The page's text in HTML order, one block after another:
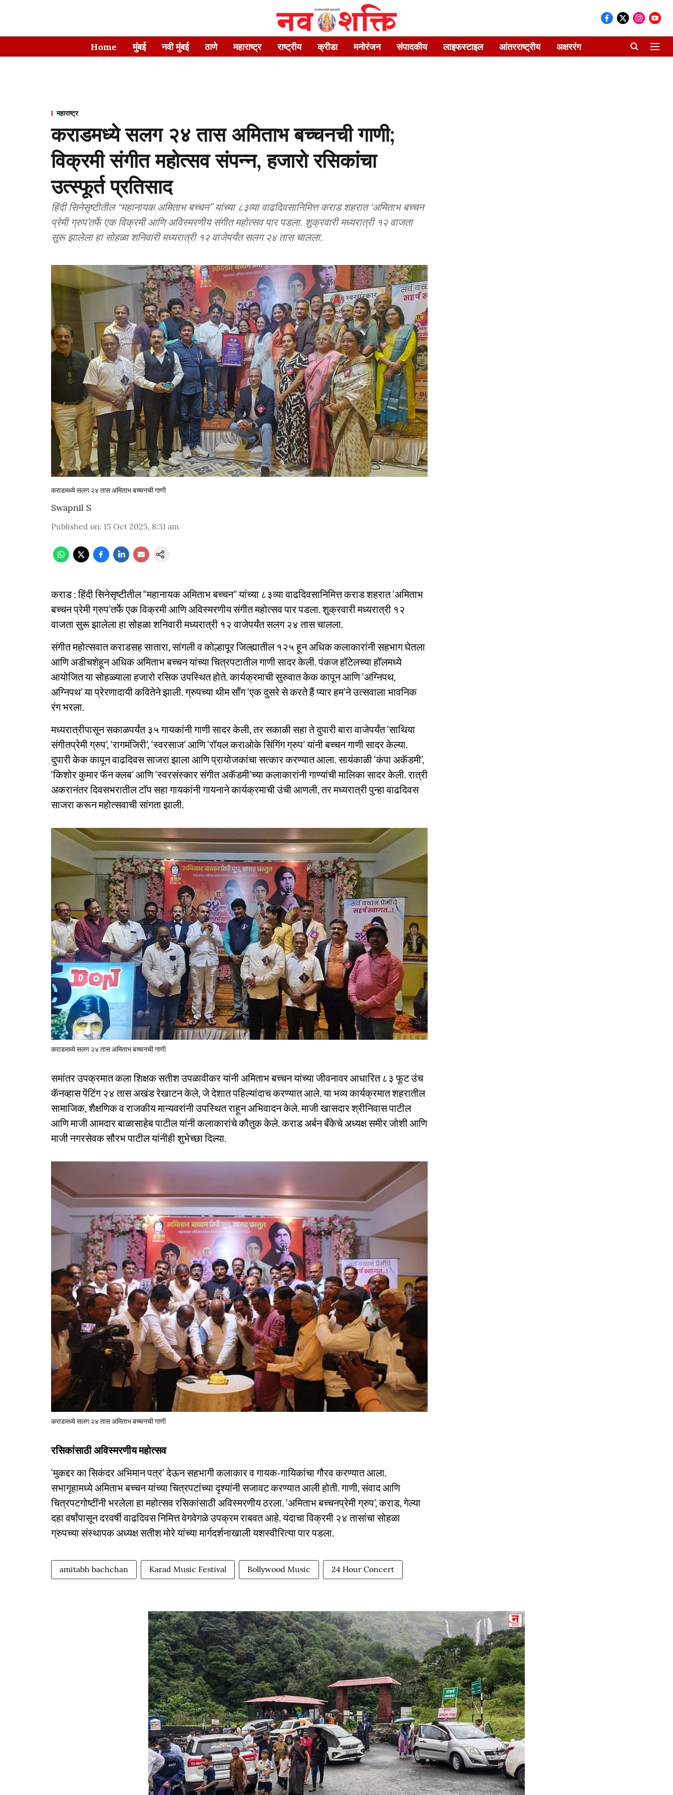
Home मुंबई नवी मुंबई ठाणे महाराष्ट्र राष्ट्रीय क्रीडा मनोरंजन संपादकीय लाइफस्टाइल आंतरराष्ट्रीय अक्षररंग
महाराष्ट्र
कराडमध्ये सलग २४ तास अमिताभ बच्चनची गाणी;
विक्रमी संगीत महोत्सव संपन्न, हजारो रसिकांचा
उत्स्फूर्त प्रतिसाद
हिंदी सिनेसृष्टीतील “महानायक अमिताभ बच्चन” यांच्या ८३व्या वाढदिवसानिमित्त कराड शहरात ‘अमिताभ बच्चन
प्रेमी ग्रुप’तर्फे एक विक्रमी आणि अविस्मरणीय संगीत महोत्सव पार पडला. शुक्रवारी मध्यरात्री १२ वाजता
सुरू झालेला हा सोहळा शनिवारी मध्यरात्री १२ वाजेपर्यंत सलग २४ तास चालला.
कराडमध्ये सलग २४ तास अमिताभ बच्चनची गाणी
Swapnil S
Published on: 15 Oct 2025, 8:31 am
कराड : हिंदी सिनेसृष्टीतील “महानायक अमिताभ बच्चन” यांच्या ८३व्या वाढदिवसानिमित्त कराड शहरात ‘अमिताभ
बच्चन प्रेमी ग्रुप’तर्फे एक विक्रमी आणि अविस्मरणीय संगीत महोत्सव पार पडला. शुक्रवारी मध्यरात्री १२
वाजता सुरू झालेला हा सोहळा शनिवारी मध्यरात्री १२ वाजेपर्यंत सलग २४ तास चालला.
संगीत महोत्सवात कराडसह सातारा, सांगली व कोल्हापूर जिल्ह्यातील १२५ हून अधिक कलाकारांनी सहभाग घेतला
आणि अडीचशेहून अधिक अमिताभ बच्चन यांच्या चित्रपटातील गाणी सादर केली. पंकज हॉटेलच्या हॉलमध्ये
आयोजित या सोहळ्याला हजारो रसिक उपस्थित होते. कार्यक्रमाची सुरुवात केक कापून आणि ‘अग्निपथ,
अग्निपथ’ या प्रेरणादायी कवितेने झाली. ग्रुपच्या थीम सॉंग ‘एक दुसरे से करते हैं प्यार हम’ने उत्सवाला भावनिक
रंग भरला.
मध्यरात्रीपासून सकाळपर्यंत ३५ गायकांनी गाणी सादर केली, तर सकाळी सहा ते दुपारी बारा वाजेपर्यंत ‘साथिया
संगीतप्रेमी ग्रुप’, ‘रागमंजिरी’, ‘स्वरसाज’ आणि ‘रॉयल कराओके सिंगिंग ग्रुप’ यांनी बच्चन गाणी सादर केल्या.
दुपारी केक कापून वाढदिवस साजरा झाला आणि प्रायोजकांचा सत्कार करण्यात आला. सायंकाळी ‘कंपा अकॅडमी’,
‘किशोर कुमार फॅन क्लब’ आणि ‘स्वरसंस्कार संगीत अकॅडमी’च्या कलाकारांनी गाण्यांची मालिका सादर केली. रात्री
अकरानंतर दिवसभरातील टॉप सहा गायकांनी गायनाने कार्यक्रमाची उंची आणली, तर मध्यरात्री पुन्हा वाढदिवस
साजरा करून महोत्सवाची सांगता झाली.
कराडमध्ये सलग २४ तास अमिताभ बच्चनची गाणी
समांतर उपक्रमात कला शिक्षक सतीश उपळावीकर यांनी अमिताभ बच्चन यांच्या जीवनावर आधारित ८३ फूट उंच
कॅनव्हास पेंटिंग २४ तास अखंड रेखाटन केले, जे देशात पहिल्यांदाच करण्यात आले. या भव्य कार्यक्रमात शहरातील
सामाजिक, शैक्षणिक व राजकीय मान्यवरांनी उपस्थित राहून अभिवादन केले. माजी खासदार श्रीनिवास पाटील
आणि माजी आमदार बाळासाहेब पाटील यांनी कलाकारांचे कौतुक केले. कराड अर्बन बँकेचे अध्यक्ष समीर जोशी आणि
माजी नगरसेवक सौरभ पाटील यांनीही शुभेच्छा दिल्या.
कराडमध्ये सलग २४ तास अमिताभ बच्चनची गाणी
रसिकांसाठी अविस्मरणीय महोत्सव
‘मुकद्दर का सिकंदर अभिमान पत्र’ देऊन सहभागी कलाकार व गायक-गायिकांचा गौरव करण्यात आला.
सभागृहामध्ये अमिताभ बच्चन यांच्या चित्रपटांच्या दृश्यांनी सजावट करण्यात आली होती. गाणी, संवाद आणि
चित्रपटगोष्टींनी भरलेला हा महोत्सव रसिकांसाठी अविस्मरणीय ठरला. ‘अमिताभ बच्चनप्रेमी ग्रुप’, कराड, गेल्या
दहा वर्षांपासून दरवर्षी वाढदिवस निमित्त वेगवेगळे उपक्रम राबवत आहे. यंदाचा विक्रमी २४ तासांचा सोहळा
ग्रुपच्या संस्थापक अध्यक्ष सतीश मोरे यांच्या मार्गदर्शनाखाली यशस्वीरित्या पार पडला.
amitabh bachchan Karad Music Festival Bollywood Music 24 Hour Concert